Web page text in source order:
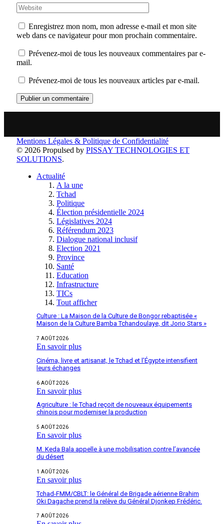
Enregistrez mon nom, mon adresse e-mail et mon site
web dans ce navigateur pour mon prochain commentaire.
Prévenez-moi de tous les nouveaux commentaires par e-
mail.
Prévenez-moi de tous les nouveaux articles par e-mail.
Mentions Légales & Politique de Confidentialité
© 2026 Propulsed by PISSAY TECHNOLOGIES ET
SOLUTIONS.
Actualité
A la une
Tchad
Politique
Élection présidentielle 2024
Législatives 2024
Référendum 2023
Dialogue national inclusif
Election 2021
Province
Santé
Education
Infrastructure
TICs
Tout afficher
Culture : La Maison de la Culture de Bongor rebaptisée «
Maison de la Culture Bamba Tchandoulaye, dit Jorio Stars »
7 AOÛT 2026
En savoir plus
Cinéma, livre et artisanat, le Tchad et l’Égypte intensifient
leurs échanges
6 AOÛT 2026
En savoir plus
Agriculture : le Tchad reçoit de nouveaux équipements
chinois pour moderniser la production
5 AOÛT 2026
En savoir plus
M. Keda Bala appelle à une mobilisation contre l’avancée
du désert
1 AOÛT 2026
En savoir plus
Tchad-FMM/CBLT: le Général de Brigade aérienne Brahim
Oki Dagache prend la relève du Général Djonkep Frédéric.
7 AOÛT 2026